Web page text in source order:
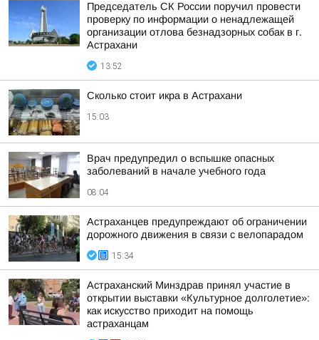
Председатель СК России поручил провести
проверку по информации о ненадлежащей
организации отлова безнадзорных собак в г.
Астрахани
13:52
Сколько стоит икра в Астрахани
15:03
Врач предупредил о вспышке опасных
заболеваний в начале учебного года
08:04
Астраханцев предупреждают об ограничении
дорожного движения в связи с велопарадом
15:34
Астраханский Минздрав принял участие в
открытии выставки «Культурное долголетие»:
как искусство приходит на помощь
астраханцам